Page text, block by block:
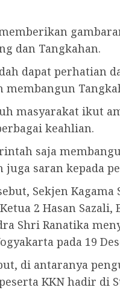
dan Tangkahan.
dapat perhatian
membangun
masyarakat ikut
keahlian.
saja
juga saran kepada
Sekjen
2 Hasan
Shri Ranatika
pada 19
di antaranya
KKN hadir di